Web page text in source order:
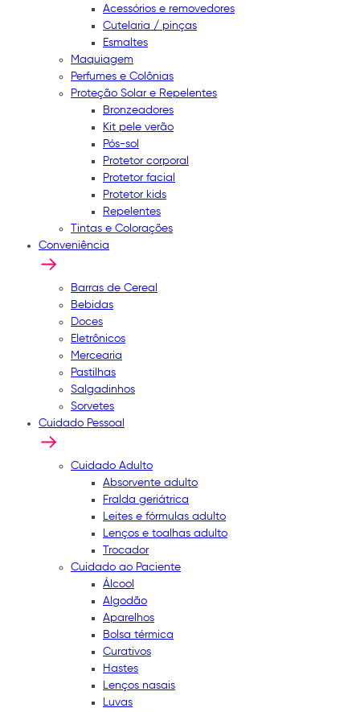
Acessórios e removedores
Cutelaria / pinças
Esmaltes
Maquiagem
Perfumes e Colônias
Proteção Solar e Repelentes
Bronzeadores
Kit pele verão
Pós-sol
Protetor corporal
Protetor facial
Protetor kids
Repelentes
Tintas e Colorações
Conveniência
Barras de Cereal
Bebidas
Doces
Eletrônicos
Mercearia
Pastilhas
Salgadinhos
Sorvetes
Cuidado Pessoal
Cuidado Adulto
Absorvente adulto
Fralda geriátrica
Leites e fórmulas adulto
Lenços e toalhas adulto
Trocador
Cuidado ao Paciente
Álcool
Algodão
Aparelhos
Bolsa térmica
Curativos
Hastes
Lenços nasais
Luvas